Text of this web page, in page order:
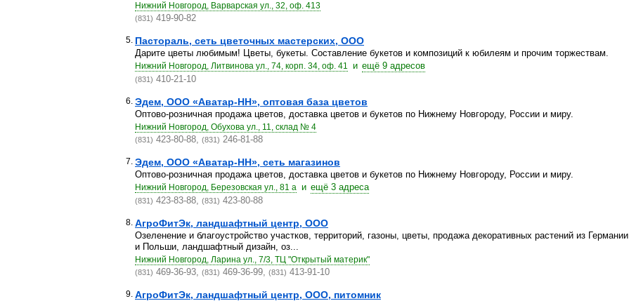
Нижний Новгород, Варварская ул., 32, оф. 413
(831) 419-90-82
5. Пастораль, сеть цветочных мастерских, ООО
Дарите цветы любимым! Цветы, букеты. Составление букетов и композиций к юбилеям и прочим торжествам.
Нижний Новгород, Литвинова ул., 74, корп. 34, оф. 41 и ещё 9 адресов
(831) 410-21-10
6. Эдем, ООО «Аватар-НН», оптовая база цветов
Оптово-розничная продажа цветов, доставка цветов и букетов по Нижнему Новгороду, России и миру.
Нижний Новгород, Обухова ул., 11, склад № 4
(831) 423-80-88, (831) 246-81-88
7. Эдем, ООО «Аватар-НН», сеть магазинов
Оптово-розничная продажа цветов, доставка цветов и букетов по Нижнему Новгороду, России и миру.
Нижний Новгород, Березовская ул., 81 а и ещё 3 адреса
(831) 423-83-88, (831) 423-80-88
8. АгроФитЭк, ландшафтный центр, ООО
Озеленение и благоустройство участков, территорий, газоны, цветы, продажа декоративных растений из Германии
и Польши, ландшафтный дизайн, оз...
Нижний Новгород, Ларина ул., 7/3, ТЦ "Открытый материк"
(831) 469-36-93, (831) 469-36-99, (831) 413-91-10
9. АгроФитЭк, ландшафтный центр, ООО, питомник